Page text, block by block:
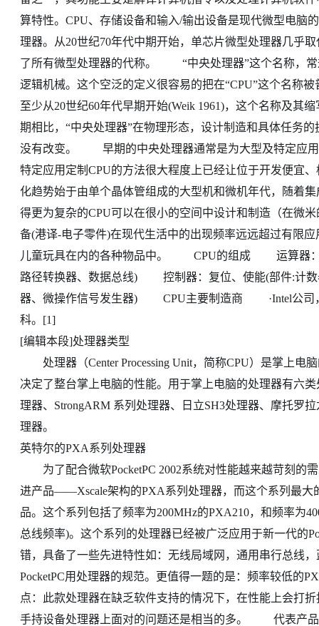
算特性。CPU、存储设备和输入/输出设备是现代微型电脑
理器。从20世纪70年代中期开始，单芯片微型处理器几乎
了所有微型处理器的代称。 “中央处理器”这个名称，常
逻辑机械。这个空泛的定义很容易的把在“CPU”这个名称
至少从20世纪60年代早期开始(Weik 1961)，这个名称及其
期相比，“中央处理器”在物理形态，设计制造和具体任务
没有改变。 早期的中央处理器通常是为大型及特定应用
特定应用定制CPU的方法很大程度上已经让位于开发便宜
化趋势始于由单个晶体管组成的大型机和微机年代，随着
得更为复杂的CPU可以在很小的空间中设计和制造（在微
备(港译-电子零件)在现代生活中的出现频率远远超过有限
儿童玩具在内的各种物品中。 CPU的组成 运算器：
路径转换器、数据总线) 控制器：复位、使能(部件:计数
器、微操作信号发生器) CPU主要制造商 ·Intel公司，
科。[1]
[编辑本段]处理器类型
处理器（Center Processing Unit，简称CPU）是掌上电
决定了整台掌上电脑的性能。用于掌上电脑的处理器有六
理器、StrongARM 系列处理器、日立SH3处理器、摩托罗
理器。
英特尔的PXA系列处理器
为了配合微软PocketPC 2002系统对性能越来越苛刻的
进产品——Xscale架构的PXA系列处理器，而这个系列最大
品。这个系列包括了频率为200MHz的PXA210，和频率为
总线频率)。这个系列的处理器已经被广泛应用于新一代
错，具备了一些先进特性如：无线局域网，通用串行总线
PocketPC用处理器的规范。更值得一题的是：频率较低
点：此款处理器在缺乏软件支持的情况下，在性能上会打
手持设备处理器上面对的问题还是相当的多。 代表产品